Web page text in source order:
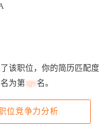
该职位，你的简历匹配度
为第 名。
位竞争力分析